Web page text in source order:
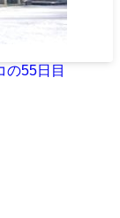
の55日目